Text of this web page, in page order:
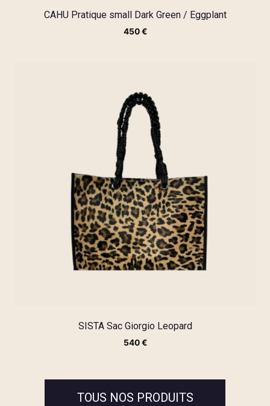
CAHU Pratique small Dark Green / Eggplant
450€
SISTA Sac Giorgio Leopard
540€
TOUS NOS PRODUITS